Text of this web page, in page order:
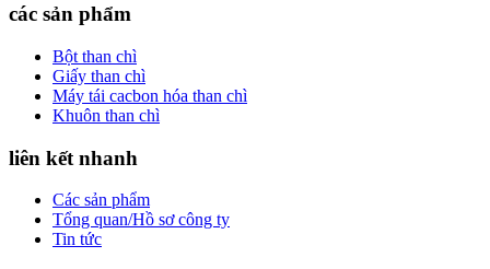
các sản phẩm
Bột than chì
Giấy than chì
Máy tái cacbon hóa than chì
Khuôn than chì
liên kết nhanh
Các sản phẩm
Tổng quan/Hồ sơ công ty
Tin tức